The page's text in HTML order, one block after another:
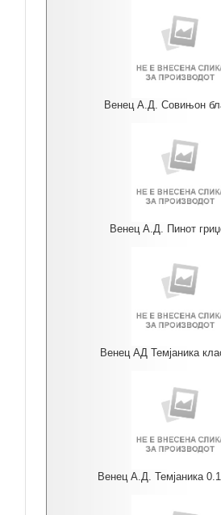
Венец А.Д. Совињон
Венец А.Д. Пинот
Венец АД Темјаника
Венец А.Д. Темјаника